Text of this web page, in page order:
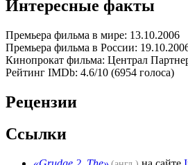
Интересные факты
Премьера фильма в мире: 13.10.2006
Премьера фильма в России:
Кинопрокат фильма: Централ
Рейтинг IMDb: 4.6/10 (6954 голоса)
Рецензии
Ссылки